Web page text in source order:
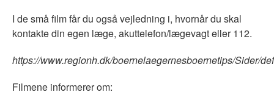
I de små film får du også vejledning i, hvornår du skal
kontakte din egen læge, akuttelefon/lægevagt eller 112.
https://www.regionh.dk/boernelaegernesboernetips/Sider/
Filmene informerer om: